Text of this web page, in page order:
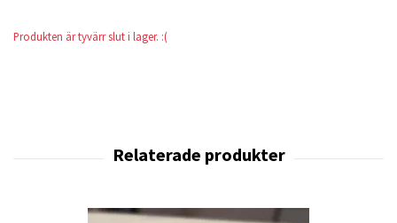
Produkten är tyvärr slut i lager. :(